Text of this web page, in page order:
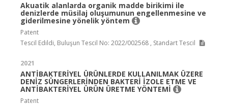
Akuatik alanlarda organik madde birikimi ile
denizlerde müsilaj oluşumunun engellenmesine ve
giderilmesine yönelik yöntem
Patent
Tescil Edildi, Buluşun Tescil No: 2022/002568 , Standart Tescil
2021
ANTİBAKTERİYEL ÜRÜNLERDE KULLANILMAK ÜZERE
DENİZ SÜNGERLERİNDEN BAKTERİ İZOLE ETME VE
ANTİBAKTERİYEL ÜRÜN ÜRETME YÖNTEMİ
Patent